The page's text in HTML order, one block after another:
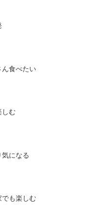
食べたい
しむ
になる
も楽しむ